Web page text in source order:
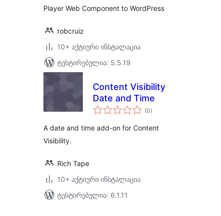
Player Web Component to WordPress
robcruiz
10+ აქტიური ინსტალაცია
ტესტირებულია: 5.5.19
Content Visibility
Date and Time
(0საერთო
რეიტინგი
)
A date and time add-on for Content
Visibility.
Rich Tape
10+ აქტიური ინსტალაცია
ტესტირებულია: 6.1.11